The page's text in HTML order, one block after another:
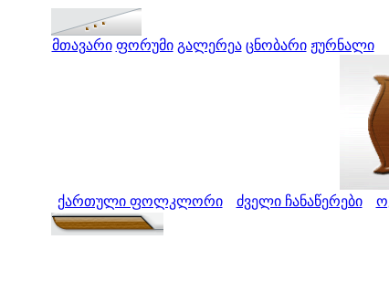
მთავარი ფორუმი გალერეა ცნობარი ჟურნალი
ქართული ფოლკლორი ძველი ჩანაწერები